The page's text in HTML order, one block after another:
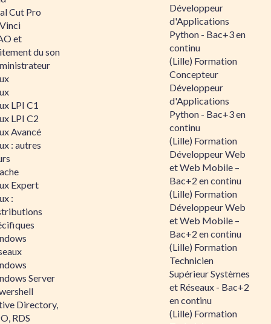
Cut Pro
et
du son
LPI C1
LPI C2
Avancé
: autres
Expert
:
Server
Directory,
RDS
Développeur
d'Applications
Python - Bac+3 en
continu
(Lille) Formation
Concepteur
Développeur
d'Applications
Python - Bac+3 en
continu
(Lille) Formation
Développeur Web
et Web Mobile –
Bac+2 en continu
(Lille) Formation
Développeur Web
et Web Mobile –
Bac+2 en continu
(Lille) Formation
Technicien
Supérieur Systèmes
et Réseaux - Bac+2
en continu
(Lille) Formation